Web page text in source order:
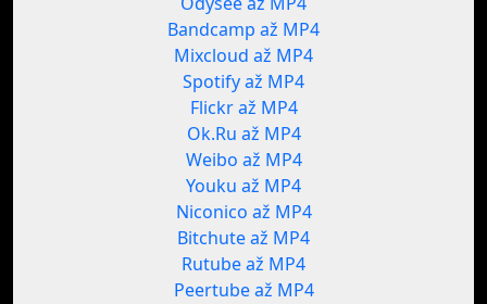
Bandcamp až MP4
Mixcloud až MP4
Spotify až MP4
Flickr až MP4
Ok.Ru až MP4
Weibo až MP4
Youku až MP4
Niconico až MP4
Bitchute až MP4
Rutube až MP4
Peertube až MP4